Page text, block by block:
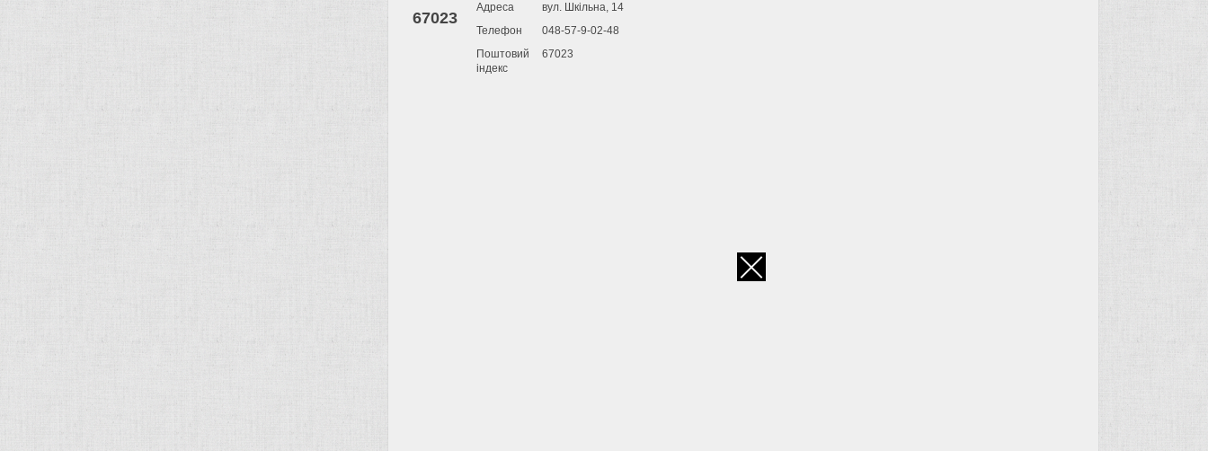
67023
Адреса
вул. Шкільна, 14
Телефон
048-57-9-02-48
Поштовий
індекс
67023